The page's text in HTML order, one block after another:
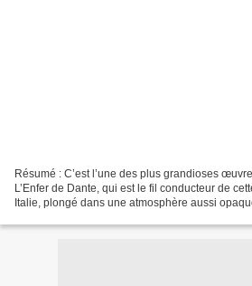
Résumé : C’est l’une des plus grandioses
L’Enfer de Dante, qui est le fil conducteur de
Italie, plongé dans une atmosphère aussi